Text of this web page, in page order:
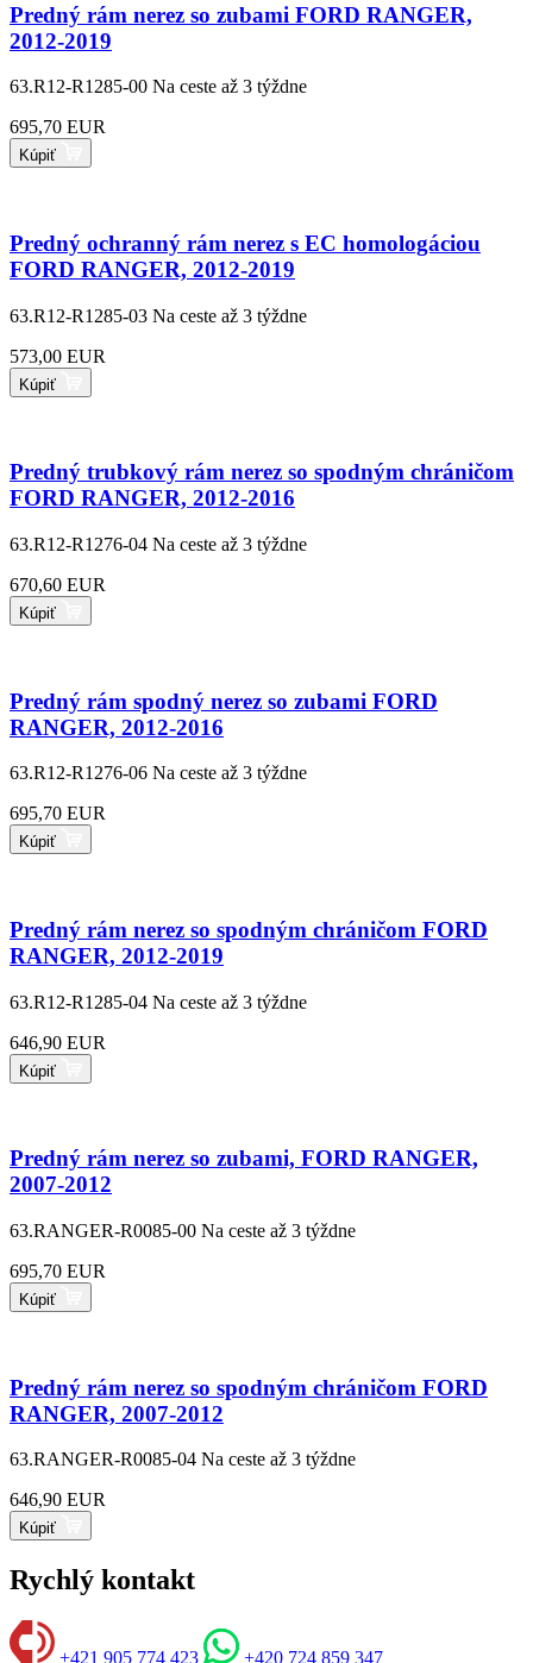
Predný rám nerez so zubami FORD RANGER,
2012-2019
63.R12-R1285-00 Na ceste až 3 týždne
695,70 EUR
Kúpiť
Predný ochranný rám nerez s EC homologáciou
FORD RANGER, 2012-2019
63.R12-R1285-03 Na ceste až 3 týždne
573,00 EUR
Kúpiť
Predný trubkový rám nerez so spodným chráničom
FORD RANGER, 2012-2016
63.R12-R1276-04 Na ceste až 3 týždne
670,60 EUR
Kúpiť
Predný rám spodný nerez so zubami FORD
RANGER, 2012-2016
63.R12-R1276-06 Na ceste až 3 týždne
695,70 EUR
Kúpiť
Predný rám nerez so spodným chráničom FORD
RANGER, 2012-2019
63.R12-R1285-04 Na ceste až 3 týždne
646,90 EUR
Kúpiť
Predný rám nerez so zubami, FORD RANGER,
2007-2012
63.RANGER-R0085-00 Na ceste až 3 týždne
695,70 EUR
Kúpiť
Predný rám nerez so spodným chráničom FORD
RANGER, 2007-2012
63.RANGER-R0085-04 Na ceste až 3 týždne
646,90 EUR
Kúpiť
Rychlý kontakt
+421 905 774 423 +420 724 859 347